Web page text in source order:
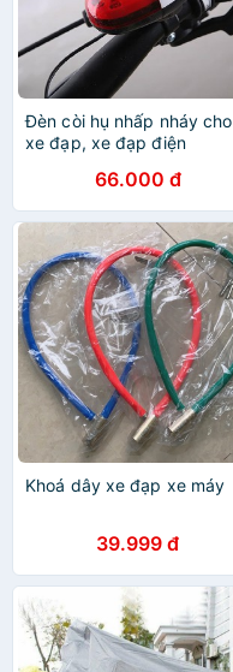
Đèn còi hụ nhấp nháy cho
xe đạp, xe đạp điện
66.000 đ
Khoá dây xe đạp xe máy
39.999 đ